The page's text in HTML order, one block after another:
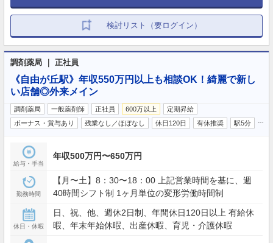
検討リスト（要ログイン）
調剤薬局 ｜ 正社員
《自由が丘駅》年収550万円以上も相談OK！綺麗で新し
い店舗◎外来メイン
調剤薬局 一般薬剤師 正社員 600万以上
定期昇給
ボーナス・賞与あり
残業なし／ほぼなし 休日120日 有休推奨 駅5分
給与・手当
年収500万円〜650万円
勤務時間
【月〜土】8：30〜18：00 上記営業時間を基に、週
40時間シフト制 1ヶ月単位の変形労働時間制
休日・休暇
日、祝、他、週休2日制、年間休日120日以上 有給休
暇、年末年始休暇、出産休暇、育児・介護休暇